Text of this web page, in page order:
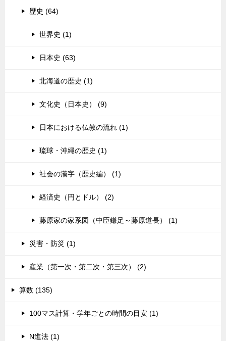
歴史 (64)
世界史 (1)
日本史 (63)
北海道の歴史 (1)
文化史（日本史） (9)
日本における仏教の流れ (1)
琉球・沖縄の歴史 (1)
社会の漢字（歴史編） (1)
経済史（円とドル） (2)
藤原家の家系図（中臣鎌足～藤原道長） (1)
災害・防災 (1)
産業（第一次・第二次・第三次） (2)
算数 (135)
100マス計算・学年ごとの時間の目安 (1)
N進法 (1)